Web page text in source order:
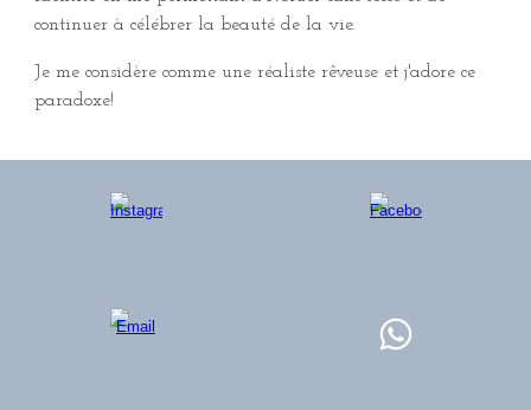
continuer à célébrer la beauté de la vie.
Je me considère comme une réaliste rêveuse et j'adore ce
paradoxe!